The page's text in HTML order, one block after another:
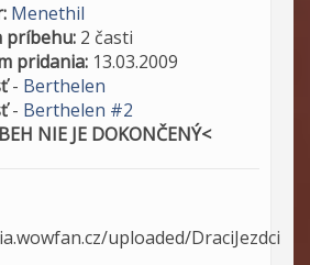
Menethil
príbehu: 2 časti
pridania: 13.03.2009
- Berthelen
- Berthelen #2
NIE JE DOKONČENÝ<